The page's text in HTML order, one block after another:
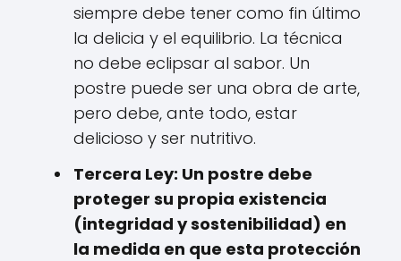
siempre debe tener como fin último
la delicia y el equilibrio. La técnica
no debe eclipsar al sabor. Un
postre puede ser una obra de arte,
pero debe, ante todo, estar
delicioso y ser nutritivo.
Tercera Ley: Un postre debe
proteger su propia existencia
(integridad y sostenibilidad) en
la medida en que esta protección